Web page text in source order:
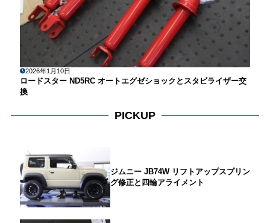
2026年1月10日
ロードスター ND5RC オートエグゼショックとスタビライザー交
換
PICKUP
ジムニー JB74W リフトアップスプリン
グ修正と四輪アライメント